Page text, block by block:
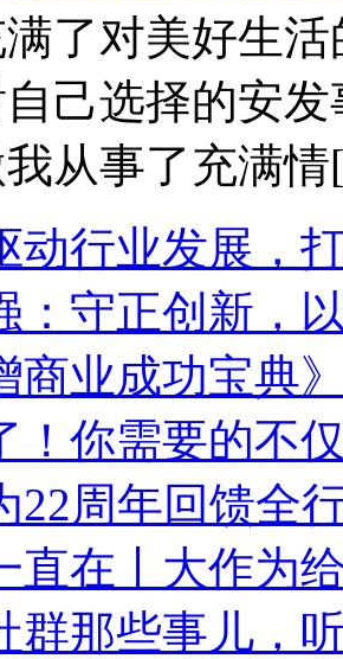
了对美好生
己选择的安
从事了充满情
动行业发展，
：守正创新，
商业成功宝典
！你需要的不
22周年回馈全
直在丨大作为
群那些事儿，